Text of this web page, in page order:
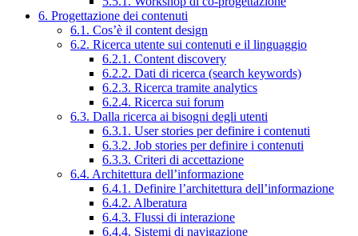
6. Progettazione dei contenuti
6.1. Cos’è il content design
6.2. Ricerca utente sui contenuti e il linguaggio
6.2.1. Content discovery
6.2.2. Dati di ricerca (search keywords)
6.2.3. Ricerca tramite analytics
6.2.4. Ricerca sui forum
6.3. Dalla ricerca ai bisogni degli utenti
6.3.1. User stories per definire i contenuti
6.3.2. Job stories per definire i contenuti
6.3.3. Criteri di accettazione
6.4. Architettura dell’informazione
6.4.1. Definire l’architettura dell’informazione
6.4.2. Alberatura
6.4.3. Flussi di interazione
6.4.4. Sistemi di navigazione